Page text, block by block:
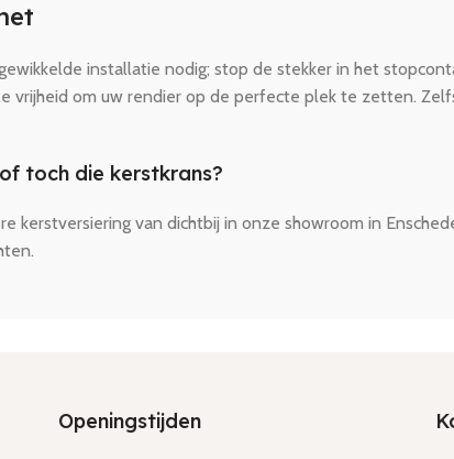
installatie nodig; stop de stekker in het
om uw rendier op de perfecte plek te zetten.
toch die kerstkrans?
kerstversiering van dichtbij in onze showroom in
Openingstijden